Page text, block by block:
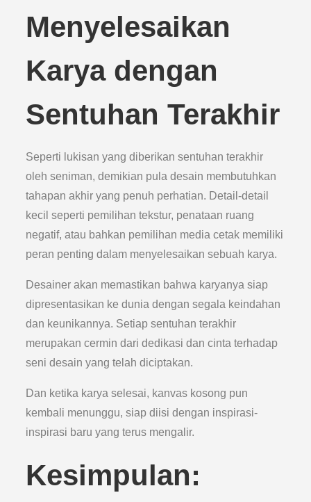
Menyelesaikan
Karya dengan
Sentuhan Terakhir
Seperti lukisan yang diberikan sentuhan terakhir
oleh seniman, demikian pula desain membutuhkan
tahapan akhir yang penuh perhatian. Detail-detail
kecil seperti pemilihan tekstur, penataan ruang
negatif, atau bahkan pemilihan media cetak memiliki
peran penting dalam menyelesaikan sebuah karya.
Desainer akan memastikan bahwa karyanya siap
dipresentasikan ke dunia dengan segala keindahan
dan keunikannya. Setiap sentuhan terakhir
merupakan cermin dari dedikasi dan cinta terhadap
seni desain yang telah diciptakan.
Dan ketika karya selesai, kanvas kosong pun
kembali menunggu, siap diisi dengan inspirasi-
inspirasi baru yang terus mengalir.
Kesimpulan: